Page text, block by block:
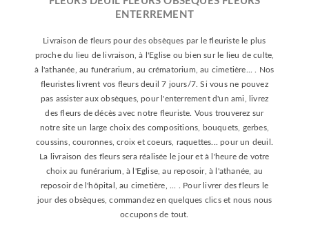
ENTERREMENT
Livraison de fleurs pour des obsèques par le fleuriste le plus
proche du lieu de livraison, à l'Eglise ou bien sur le lieu de culte,
à l'athanée, au funérarium, au crématorium, au cimetière... . Nos
fleuristes livrent vos fleurs deuil 7 jours/7. Si vous ne pouvez
pas assister aux obsèques, pour l'enterrement d'un ami, livrez
des fleurs de décès avec notre fleuriste. Vous trouverez sur
notre site un large choix des compositions, bouquets, gerbes,
coussins, couronnes, croix et coeurs, raquettes... pour un deuil.
La livraison des fleurs sera réalisée le jour et à l'heure de votre
choix au funérarium, à l'Eglise, au reposoir, à l'athanée, au
reposoir de l'hôpital, au cimetière, ... . Pour livrer des fleurs le
jour des obsèques, commandez en quelques clics et nous nous
occupons de tout.